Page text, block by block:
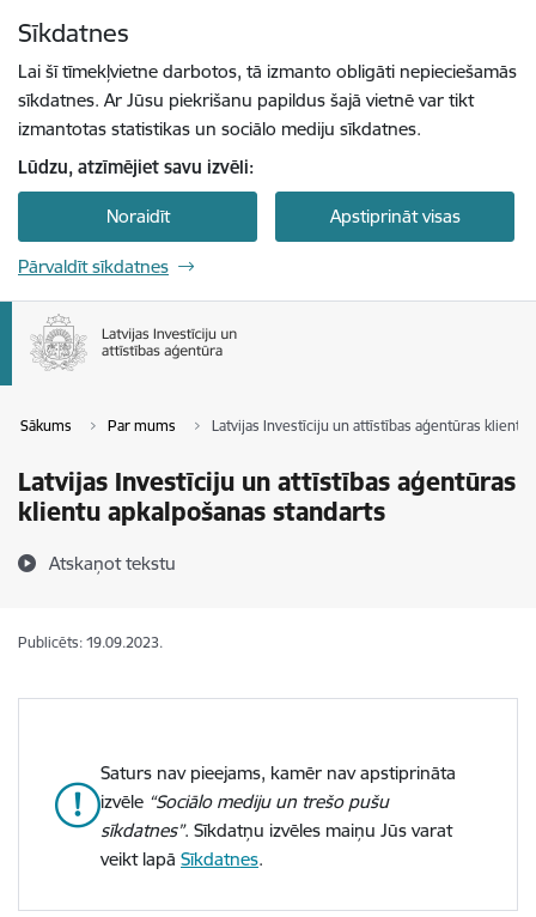
Sīkdatnes
Lai šī tīmekļvietne darbotos, tā izmanto obligāti nepieciešamās
sīkdatnes. Ar Jūsu piekrišanu papildus šajā vietnē var tikt
izmantotas statistikas un sociālo mediju sīkdatnes.
Lūdzu, atzīmējiet savu izvēli:
Noraidīt Apstiprināt visas
Pārvaldīt sīkdatnes
Sākums Par mums Latvijas Investīciju un attīstības aģentūras klientu
Latvijas Investīciju un attīstības aģentūras
klientu apkalpošanas standarts
Atskaņot tekstu
Publicēts: 19.09.2023.
Saturs nav pieejams, kamēr nav apstiprināta
izvēle “Sociālo mediju un trešo pušu
sīkdatnes”. Sīkdatņu izvēles maiņu Jūs varat
veikt lapā Sīkdatnes.